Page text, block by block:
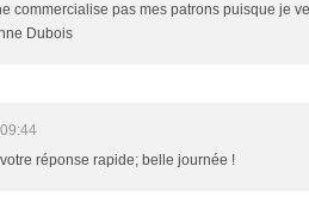
commercialise pas mes patrons puisque je
Dubois
réponse rapide; belle journée !